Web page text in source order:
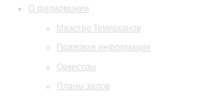
О филармонии
Маэстро Темирканов
Правовая информация
Оркестры
Планы залов